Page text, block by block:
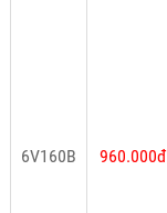
6V160B 960.000đ